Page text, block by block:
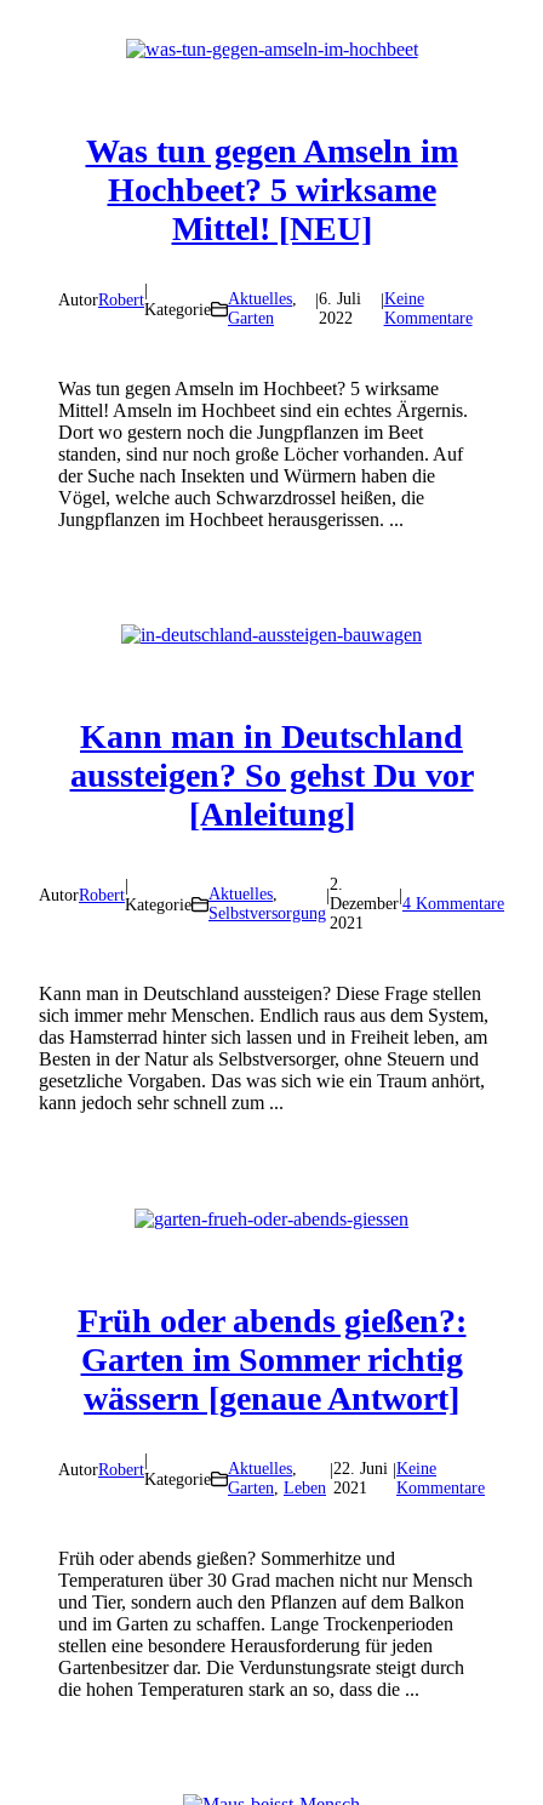
Was tun gegen Amseln im
Hochbeet? 5 wirksame
Mittel! [NEU]
AutorRobert
Kategorie
Aktuelles
Garten
6. Juli
2022
Keine
Kommentare
Was tun gegen Amseln im Hochbeet? 5 wirksame
Mittel! Amseln im Hochbeet sind ein echtes Ärgernis.
Dort wo gestern noch die Jungpflanzen im Beet
standen, sind nur noch große Löcher vorhanden. Auf
der Suche nach Insekten und Würmern haben die
Vögel, welche auch Schwarzdrossel heißen, die
Jungpflanzen im Hochbeet herausgerissen. ...
Kann man in Deutschland
aussteigen? So gehst Du vor
[Anleitung]
AutorRobert
Kategorie
Aktuelles,
Selbstversorgung
2.
Dezember
2021
4 Kommentare
Kann man in Deutschland aussteigen? Diese Frage stellen
sich immer mehr Menschen. Endlich raus aus dem System,
das Hamsterrad hinter sich lassen und in Freiheit leben, am
Besten in der Natur als Selbstversorger, ohne Steuern und
gesetzliche Vorgaben. Das was sich wie ein Traum anhört,
kann jedoch sehr schnell zum ...
Früh oder abends gießen?:
Garten im Sommer richtig
wässern [genaue Antwort]
AutorRobert
Kategorie
Aktuelles
Garten Leben
|22. Juni
2021
Keine
Kommentare
Früh oder abends gießen? Sommerhitze und
Temperaturen über 30 Grad machen nicht nur Mensch
und Tier, sondern auch den Pflanzen auf dem Balkon
und im Garten zu schaffen. Lange Trockenperioden
stellen eine besondere Herausforderung für jeden
Gartenbesitzer dar. Die Verdunstungsrate steigt durch
die hohen Temperaturen stark an so, dass die ...